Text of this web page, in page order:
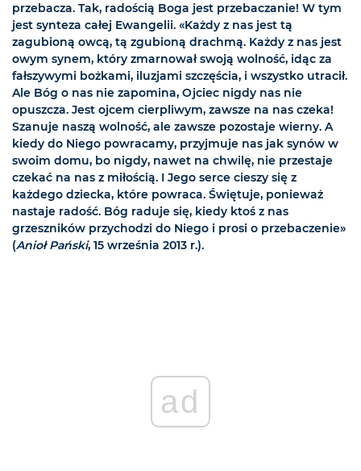
przebacza. Tak, radością Boga jest przebaczanie! W tym
jest synteza całej Ewangelii. «Każdy z nas jest tą
zagubioną owcą, tą zgubioną drachmą. Każdy z nas jest
owym synem, który zmarnował swoją wolność, idąc za
fałszywymi bożkami, iluzjami szczęścia, i wszystko utracił.
Ale Bóg o nas nie zapomina, Ojciec nigdy nas nie
opuszcza. Jest ojcem cierpliwym, zawsze na nas czeka!
Szanuje naszą wolność, ale zawsze pozostaje wierny. A
kiedy do Niego powracamy, przyjmuje nas jak synów w
swoim domu, bo nigdy, nawet na chwilę, nie przestaje
czekać na nas z miłością. I Jego serce cieszy się z
każdego dziecka, które powraca. Świętuje, ponieważ
nastaje radość. Bóg raduje się, kiedy ktoś z nas
grzeszników przychodzi do Niego i prosi o przebaczenie»
(Anioł Pański, 15 września 2013 r.).
ad